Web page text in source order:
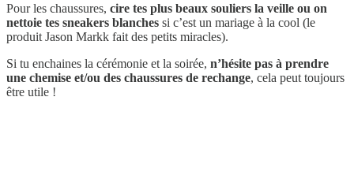
Pour les chaussures, cire tes plus beaux souliers la veille ou on
nettoie tes sneakers blanches si c’est un mariage à la cool (le
produit Jason Markk fait des petits miracles).
Si tu enchaines la cérémonie et la soirée, n’hésite pas à prendre
une chemise et/ou des chaussures de rechange, cela peut toujours
être utile !